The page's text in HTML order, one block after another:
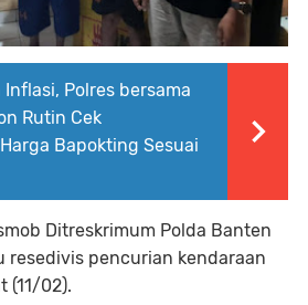
Inflasi, Polres bersama
Rutin Cek
Bapokting Sesuai
Ditreskrimum Polda Banten
resedivis pencurian kendaraan
(11/02).